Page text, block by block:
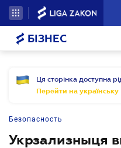
БІЗНЕС
Ця сторінка доступна
Перейти на українську
Безопасность
Укрзализныця